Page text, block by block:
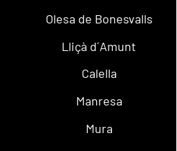
Olesa de Bonesvalls
Lliçà d´Amunt
Calella
Manresa
Mura